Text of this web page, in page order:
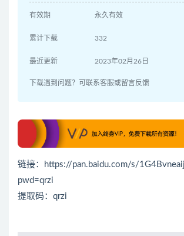
有效期 永久有效
累计下载 332
最近更新 2023年02月26日
下载遇到问题？可联系客服或留言反馈
链接：https://pan.baidu.com/s/
pwd=qrzi
提取码：qrzi